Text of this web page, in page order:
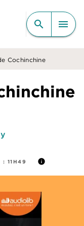
search menu
Cochinchine
: 11H49 info